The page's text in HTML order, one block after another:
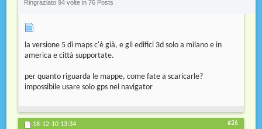
Ringraziato 94 volte in 76 Posts
la versione 5 di maps c'è già, e gli edifici 3d solo a milano e in
america e città supportate.
per quanto riguarda le mappe, come fate a scaricarle?
impossibile usare solo gps nel navigator
18-12-10 13:34 #26